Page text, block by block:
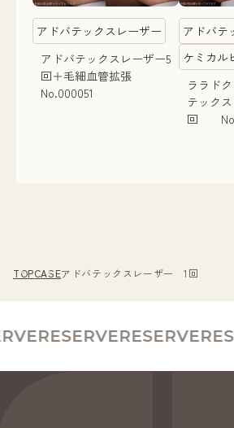
アドバテックスレーザー
アドバテックスレーザー5
回＋毛細血管拡張
No.000051
アドバテ
ケミカル
ララド
テック
回
TOPCASEアドバテックスレーザー 1回
RESERVERESERVE